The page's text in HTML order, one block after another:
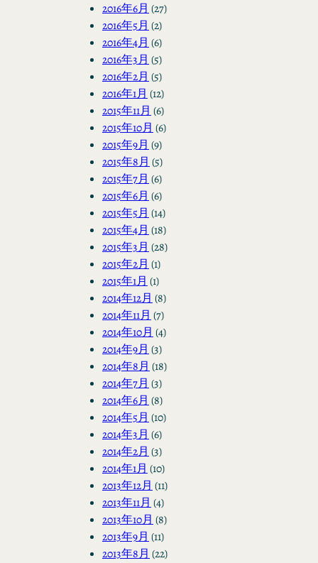
2016年6月 (27)
2016年5月 (2)
2016年4月 (6)
2016年3月 (5)
2016年2月 (5)
2016年1月 (12)
2015年11月 (6)
2015年10月 (6)
2015年9月 (9)
2015年8月 (5)
2015年7月 (6)
2015年6月 (6)
2015年5月 (14)
2015年4月 (18)
2015年3月 (28)
2015年2月 (1)
2015年1月 (1)
2014年12月 (8)
2014年11月 (7)
2014年10月 (4)
2014年9月 (3)
2014年8月 (18)
2014年7月 (3)
2014年6月 (8)
2014年5月 (10)
2014年3月 (6)
2014年2月 (3)
2014年1月 (10)
2013年12月 (11)
2013年11月 (4)
2013年10月 (8)
2013年9月 (11)
2013年8月 (22)